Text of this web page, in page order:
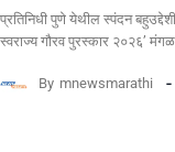
प्रतिनिधी पुणे येथील स्पंदन
स्वराज्य गौरव पुरस्कार २०२६’
By mnewsmarathi